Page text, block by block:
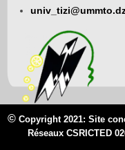
© Copyright 2021: Site
Réseaux CSRICTED